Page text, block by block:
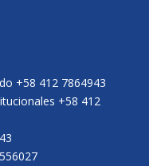
+58 412 7864943
+58 412